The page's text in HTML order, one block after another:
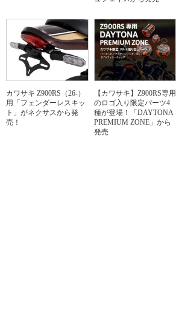
カワサキ Z900RS（26-）
用「フェンダーレスキッ
ト」がネクサスから発
売！
【カワサキ】Z900RS専用
のロゴ入り限定パーツ4
種が登場！「DAYTONA
PREMIUM ZONE」から
発売